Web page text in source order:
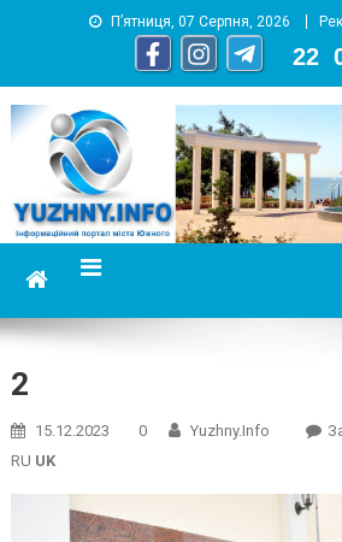
П’ятниця, 07 Серпня, 2026
22
информационный портал
2
15.12.2023 0 Yuzhny.info
RU UK